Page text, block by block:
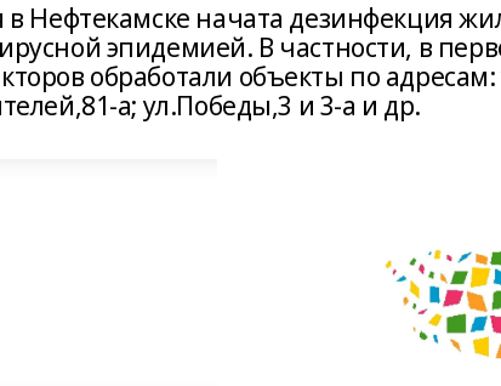
в Нефтекамске начата дезинфекция
эпидемией. В частности, в
обработали объекты по адресам:
а; ул.Победы,3 и 3-а и др.